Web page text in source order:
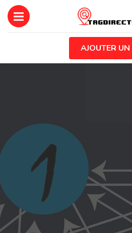
AJOUTER UN